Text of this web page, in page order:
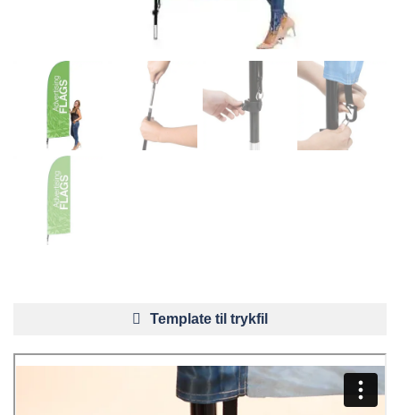
Template til trykfil